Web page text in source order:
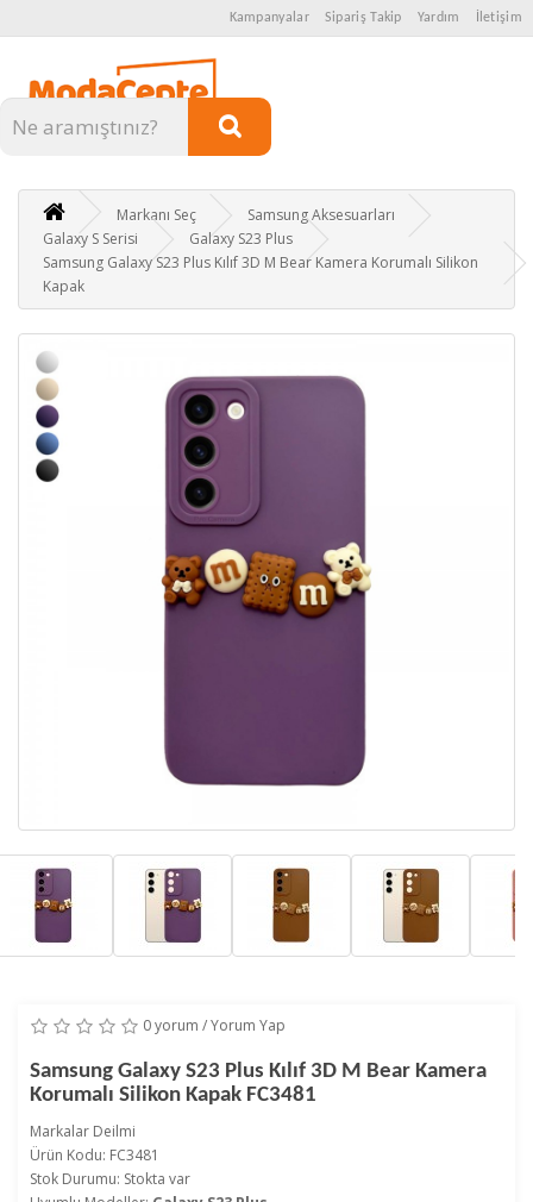
Kampanyalar Sipariş Takip Yardım İletişim
Kategoriler
Markanı Seç
Samsung Aksesuarları
Galaxy S Serisi
Galaxy S23 Plus
Samsung Galaxy S23 Plus Kılıf 3D M Bear Kamera Korumalı Silikon
Kapak
0 yorum /Yorum Yap
Samsung Galaxy S23 Plus Kılıf 3D M Bear Kamera
Korumalı Silikon Kapak FC3481
Markalar Deilmi
Ürün Kodu: FC3481
Stok Durumu: Stokta var